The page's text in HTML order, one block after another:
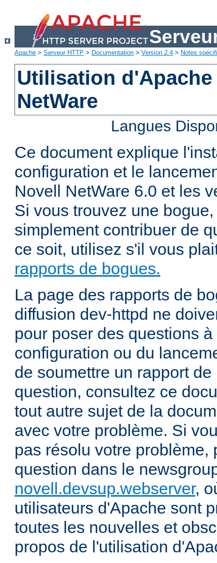
Apache > Serveur HTTP > Documentation > Version 2.4 > Notes
Utilisation
NetWare
Langues
Ce document explique
configuration et le
Novell NetWare 6.0 et les
Si vous trouvez une
simplement contribuer de
ce soit, utilisez s'il vous
rapports de bogues.
La page des rapports de
diffusion dev-httpd ne
pour poser des questions
configuration ou du
de soumettre un rapport
question, consultez ce
tout autre sujet de la
avec votre problème. Si
pas résolu votre problème,
question dans le
novell.devsup.webserver,
utilisateurs d'Apache sont
toutes les nouvelles et
propos de l'utilisation